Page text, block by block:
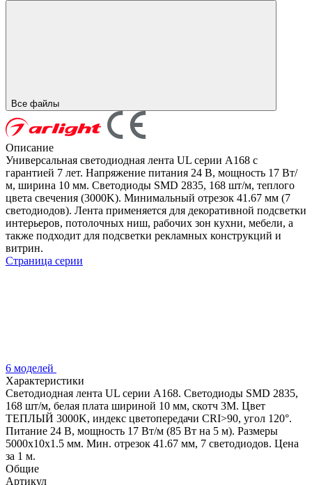
Все файлы
Описание
Универсальная светодиодная лента UL серии A168 с
гарантией 7 лет. Напряжение питания 24 В, мощность 17 Вт/
м, ширина 10 мм. Светодиоды SMD 2835, 168 шт/м, теплого
цвета свечения (3000K). Минимальный отрезок 41.67 мм (7
светодиодов). Лента применяется для декоративной подсветки
интерьеров, потолочных ниш, рабочих зон кухни, мебели, а
также подходит для подсветки рекламных конструкций и
витрин.
Страница серии
6 моделей
Характеристики
Светодиодная лента UL серии A168. Светодиоды SMD 2835,
168 шт/м, белая плата шириной 10 мм, скотч 3M. Цвет
ТЕПЛЫЙ 3000K, индекс цветопередачи CRI>90, угол 120°.
Питание 24 В, мощность 17 Вт/м (85 Вт на 5 м). Размеры
5000x10x1.5 мм. Мин. отрезок 41.67 мм, 7 светодиодов. Цена
за 1 м.
Общие
Артикул